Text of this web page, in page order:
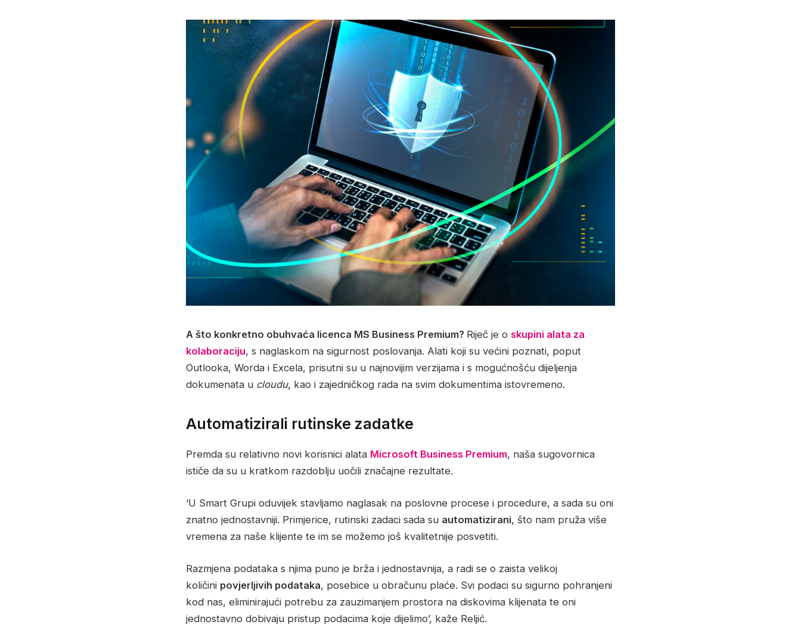
A što konkretno obuhvaća licenca MS Business Premium? Riječ je o skupini alata za
kolaboraciju, s naglaskom na sigurnost poslovanja. Alati koji su većini poznati, poput
Outlooka, Worda i Excela, prisutni su u najnovijim verzijama i s mogućnošću dijeljenja
dokumenata u cloudu, kao i zajedničkog rada na svim dokumentima istovremeno.
Automatizirali rutinske zadatke
Premda su relativno novi korisnici alata Microsoft Business Premium, naša sugovornica
ističe da su u kratkom razdoblju uočili značajne rezultate.
‘U Smart Grupi oduvijek stavljamo naglasak na poslovne procese i procedure, a sada su oni
znatno jednostavniji. Primjerice, rutinski zadaci sada su automatizirani, što nam pruža više
vremena za naše klijente te im se možemo još kvalitetnije posvetiti.
Razmjena podataka s njima puno je brža i jednostavnija, a radi se o zaista velikoj
količini povjerljivih podataka, posebice u obračunu plaće. Svi podaci su sigurno pohranjeni
kod nas, eliminirajući potrebu za zauzimanjem prostora na diskovima klijenata te oni
jednostavno dobivaju pristup podacima koje dijelimo’, kaže Reljić.